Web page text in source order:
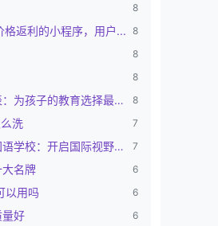
8
返利的小程序，用户... 8
8
8
北京国际学校排名一览表：为孩子的教育选择最佳路径 8
洗 7
北京朝阳区北外同文外国语学校：开启国际视野的摇篮 7
名牌 6
以用吗 6
量好 6